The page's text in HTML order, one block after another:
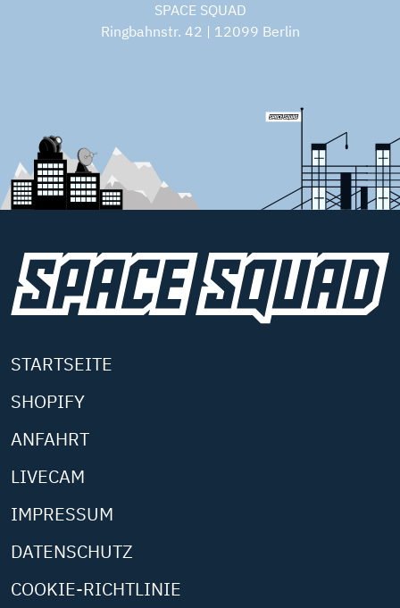
SPACE SQUAD
Ringbahnstr. 42 | 12099 Berlin
STARTSEITE
SHOPIFY
ANFAHRT
LIVECAM
IMPRESSUM
DATENSCHUTZ
COOKIE-RICHTLINIE